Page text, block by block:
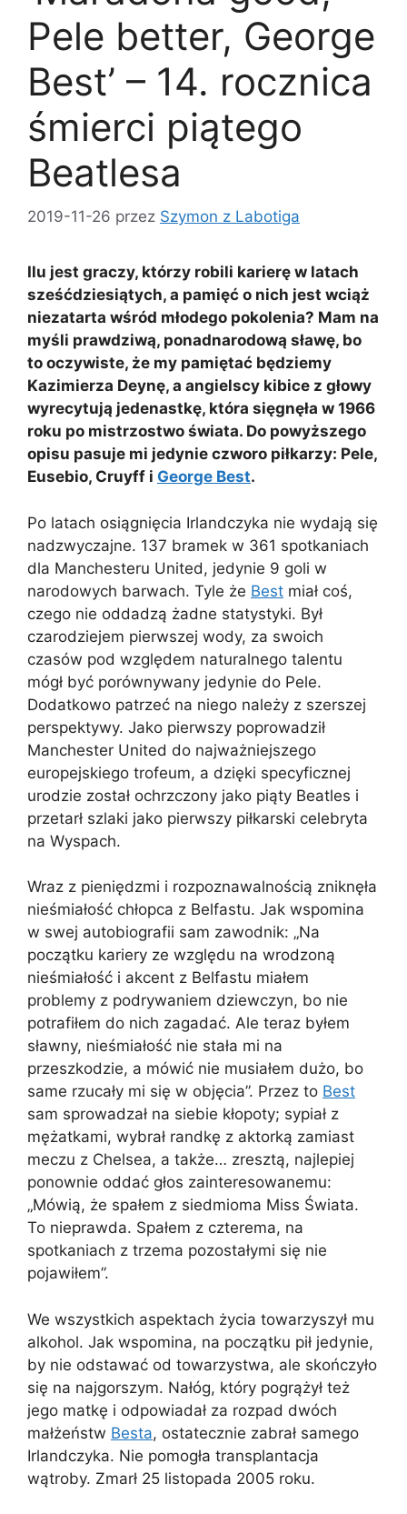
Pele better, George
Best’ – 14. rocznica
śmierci piątego
Beatlesa
2019-11-26 przez Szymon z Labotiga
Ilu jest graczy, którzy robili karierę w latach
sześćdziesiątych, a pamięć o nich jest wciąż
niezatarta wśród młodego pokolenia? Mam na
myśli prawdziwą, ponadnarodową sławę, bo
to oczywiste, że my pamiętać będziemy
Kazimierza Deynę, a angielscy kibice z głowy
wyrecytują jedenastkę, która sięgnęła w 1966
roku po mistrzostwo świata. Do powyższego
opisu pasuje mi jedynie czworo piłkarzy: Pele,
Eusebio, Cruyff i George Best.
Po latach osiągnięcia Irlandczyka nie wydają się
nadzwyczajne. 137 bramek w 361 spotkaniach
dla Manchesteru United, jedynie 9 goli w
narodowych barwach. Tyle że Best miał coś,
czego nie oddadzą żadne statystyki. Był
czarodziejem pierwszej wody, za swoich
czasów pod względem naturalnego talentu
mógł być porównywany jedynie do Pele.
Dodatkowo patrzeć na niego należy z szerszej
perspektywy. Jako pierwszy poprowadził
Manchester United do najważniejszego
europejskiego trofeum, a dzięki specyficznej
urodzie został ochrzczony jako piąty Beatles i
przetarł szlaki jako pierwszy piłkarski celebryta
na Wyspach.
Wraz z pieniędzmi i rozpoznawalnością zniknęła
nieśmiałość chłopca z Belfastu. Jak wspomina
w swej autobiografii sam zawodnik: „Na
początku kariery ze względu na wrodzoną
nieśmiałość i akcent z Belfastu miałem
problemy z podrywaniem dziewczyn, bo nie
potrafiłem do nich zagadać. Ale teraz byłem
sławny, nieśmiałość nie stała mi na
przeszkodzie, a mówić nie musiałem dużo, bo
same rzucały mi się w objęcia”. Przez to Best
sam sprowadzał na siebie kłopoty; sypiał z
mężatkami, wybrał randkę z aktorką zamiast
meczu z Chelsea, a także… zresztą, najlepiej
ponownie oddać głos zainteresowanemu:
„Mówią, że spałem z siedmioma Miss Świata.
To nieprawda. Spałem z czterema, na
spotkaniach z trzema pozostałymi się nie
pojawiłem”.
We wszystkich aspektach życia towarzyszył mu
alkohol. Jak wspomina, na początku pił jedynie,
by nie odstawać od towarzystwa, ale skończyło
się na najgorszym. Nałóg, który pogrążył też
jego matkę i odpowiadał za rozpad dwóch
małżeństw Besta, ostatecznie zabrał samego
Irlandczyka. Nie pomogła transplantacja
wątroby. Zmarł 25 listopada 2005 roku.